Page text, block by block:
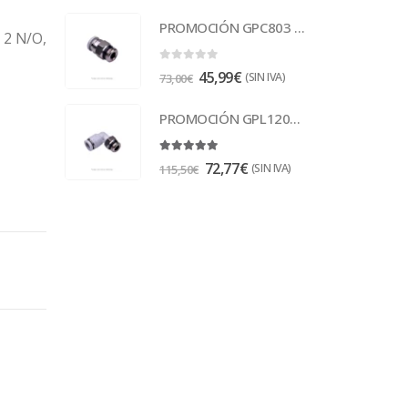
N/O,
PROMOCIÓN GPC803 Racor
73,00€ 45,99€ (SIN IVA)
PROMOCIÓN GPL1202 Racor
115,50€ 72,77€ (SIN IVA)